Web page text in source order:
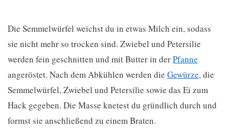
Die Semmelwürfel weichst du in etwas Milch ein, sodass
sie nicht mehr so trocken sind. Zwiebel und Petersilie
werden fein geschnitten und mit Butter in derPfanne
angeröstet. Nach dem Abkühlen werden die Gewürze, die
Semmelwürfel, Zwiebel und Petersilie sowie das Ei zum
Hack gegeben. Die Masse knetest du gründlich durch und
formst sie anschließend zu einem Braten.